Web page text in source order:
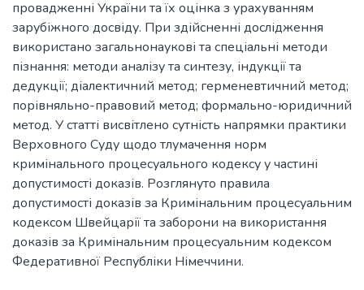
провадженні України та їх оцінка з урахуванням
зарубіжного досвіду. При здійсненні дослідження
використано загальнонаукові та спеціальні методи
пізнання: методи аналізу та синтезу, індукції та
дедукції; діалектичний метод; герменевтичний метод;
порівняльно-правовий метод; формально-юридичний
метод. У статті висвітлено сутність напрямки практики
Верховного Суду щодо тлумачення норм
кримінального процесуального кодексу у частині
допустимості доказів. Розглянуто правила
допустимості доказів за Кримінальним процесуальним
кодексом Швейцарії та заборони на використання
доказів за Кримінальним процесуальним кодексом
Федеративної Республіки Німеччини.